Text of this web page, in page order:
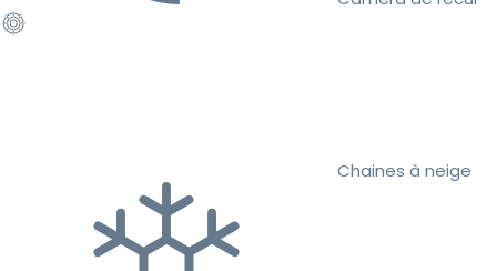
Chaines à neige